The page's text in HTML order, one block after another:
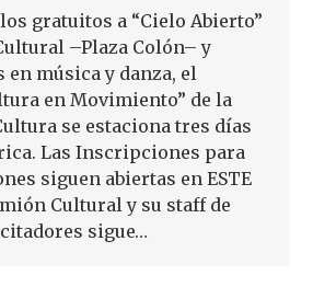
gratuitos a “Cielo Abierto”
–Plaza Colón– y
en música y danza, el
en Movimiento” de la
se estaciona tres días
Las Inscripciones para
siguen abiertas en ESTE
Cultural y su staff de
sigue…